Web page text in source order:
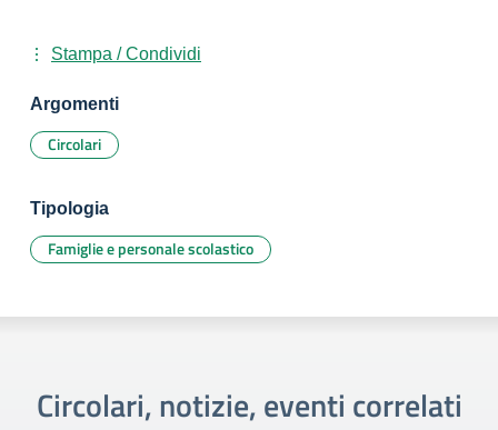
Stampa / Condividi
Argomenti
Circolari
Tipologia
Famiglie e personale scolastico
Circolari, notizie, eventi correlati